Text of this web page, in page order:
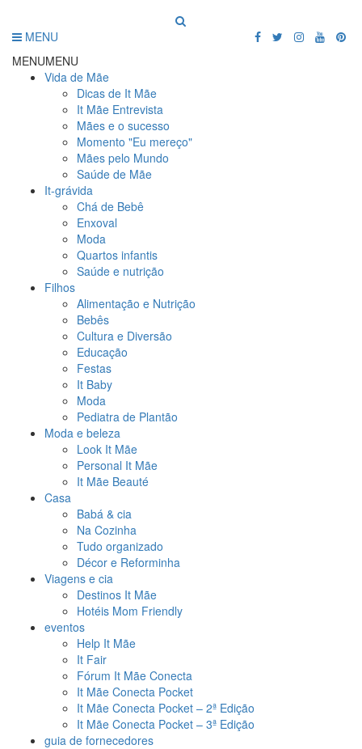
MENU
MENUMENU
Vida de Mãe
Dicas de It Mãe
It Mãe Entrevista
Mães e o sucesso
Momento "Eu mereço"
Mães pelo Mundo
Saúde de Mãe
It-grávida
Chá de Bebê
Enxoval
Moda
Quartos infantis
Saúde e nutrição
Filhos
Alimentação e Nutrição
Bebês
Cultura e Diversão
Educação
Festas
It Baby
Moda
Pediatra de Plantão
Moda e beleza
Look It Mãe
Personal It Mãe
It Mãe Beauté
Casa
Babá & cia
Na Cozinha
Tudo organizado
Décor e Reforminha
Viagens e cia
Destinos It Mãe
Hotéis Mom Friendly
eventos
Help It Mãe
It Fair
Fórum It Mãe Conecta
It Mãe Conecta Pocket
It Mãe Conecta Pocket – 2ª Edição
It Mãe Conecta Pocket – 3ª Edição
guia de fornecedores